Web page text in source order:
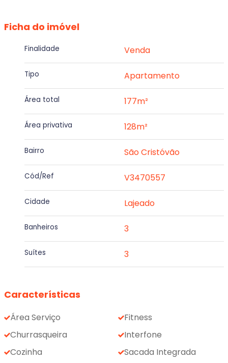
Ficha do imóvel
Finalidade Venda
Tipo Apartamento
Área total 177m²
Área privativa 128m²
Bairro São Cristóvão
Cód/Ref V3470557
Cidade Lajeado
Banheiros 3
Suítes 3
Características
Área Serviço
Churrasqueira
Cozinha
Fitness
Interfone
Sacada Integrada